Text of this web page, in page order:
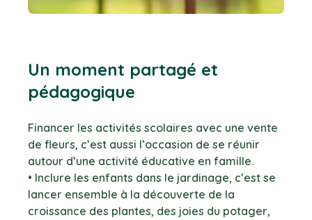
Un moment partagé et
pédagogique
Financer les activités scolaires avec une vente
de fleurs, c’est aussi l’occasion de se réunir
autour d’une activité éducative en famille.
• Inclure les enfants dans le jardinage, c’est se
lancer ensemble à la découverte de la
croissance des plantes, des joies du potager,